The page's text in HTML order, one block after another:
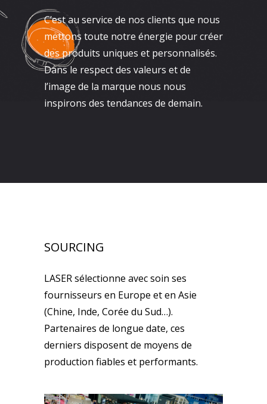
C’est au service de nos clients que nous
mettons toute notre énergie pour créer
des produits uniques et personnalisés.
Dans le respect des valeurs et de
l’image de la marque nous nous
inspirons des tendances de demain.
SOURCING
LASER sélectionne avec soin ses
fournisseurs en Europe et en Asie
(Chine, Inde, Corée du Sud…).
Partenaires de longue date, ces
derniers disposent de moyens de
production fiables et performants.